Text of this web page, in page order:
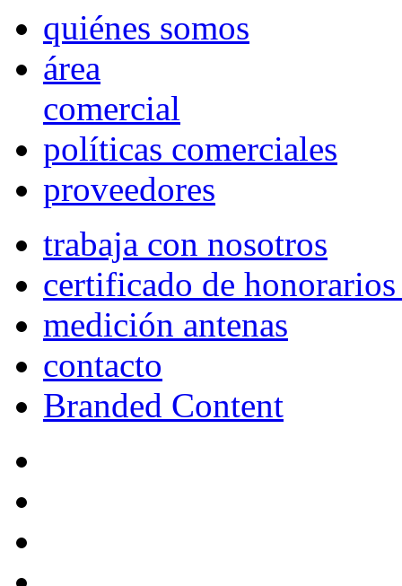
quiénes somos
área
comercial
políticas comerciales
proveedores
trabaja con nosotros
certificado de
medición antenas
contacto
Branded Content